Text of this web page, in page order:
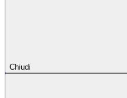
Chiudi